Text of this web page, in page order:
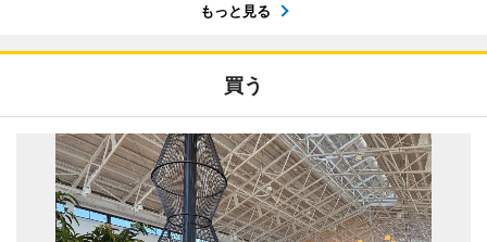
もっと見る
買う